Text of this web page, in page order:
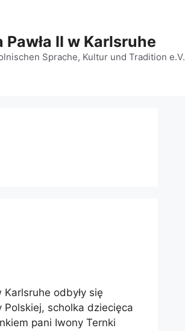
Pawła II w Karlsruhe
Sprache, Kultur und Tradition e.V.
odbyły się
Polskiej, scholka dziecięca
pani Iwony Ternki